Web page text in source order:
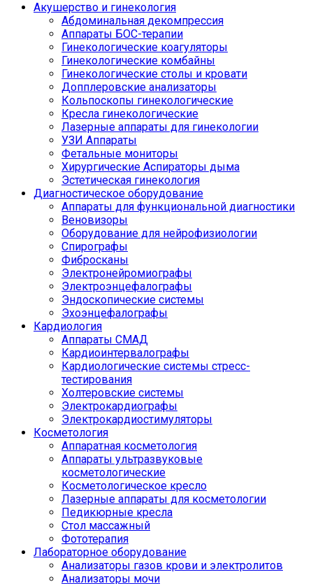
Акушерство и гинекология
Абдоминальная декомпрессия
Аппараты БОС-терапии
Гинекологические коагуляторы
Гинекологические комбайны
Гинекологические столы и кровати
Допплеровские анализаторы
Кольпоскопы гинекологические
Кресла гинекологические
Лазерные аппараты для гинекологии
УЗИ Аппараты
Фетальные мониторы
Хирургические Аспираторы дыма
Эстетическая гинекология
Диагностическое оборудование
Аппараты для функциональной диагностики
Веновизоры
Оборудование для нейрофизиологии
Спирографы
Фибросканы
Электронейромиографы
Электроэнцефалографы
Эндоскопические системы
Эхоэнцефалографы
Кардиология
Аппараты СМАД
Кардиоинтервалографы
Кардиологические системы стресс-
тестирования
Холтеровские системы
Электрокардиографы
Электрокардиостимуляторы
Косметология
Аппаратная косметология
Аппараты ультразвуковые
косметологические
Косметологическое кресло
Лазерные аппараты для косметологии
Педикюрные кресла
Стол массажный
Фототерапия
Лабораторное оборудование
Анализаторы газов крови и электролитов
Анализаторы мочи